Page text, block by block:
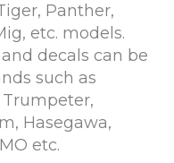
Panther,
etc. models.
decals can be
such as
Trumpeter,
Hasegawa,
etc.